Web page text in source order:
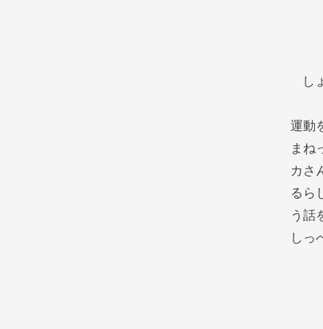
し
運動
まね
カさ
るら
う話
しっ